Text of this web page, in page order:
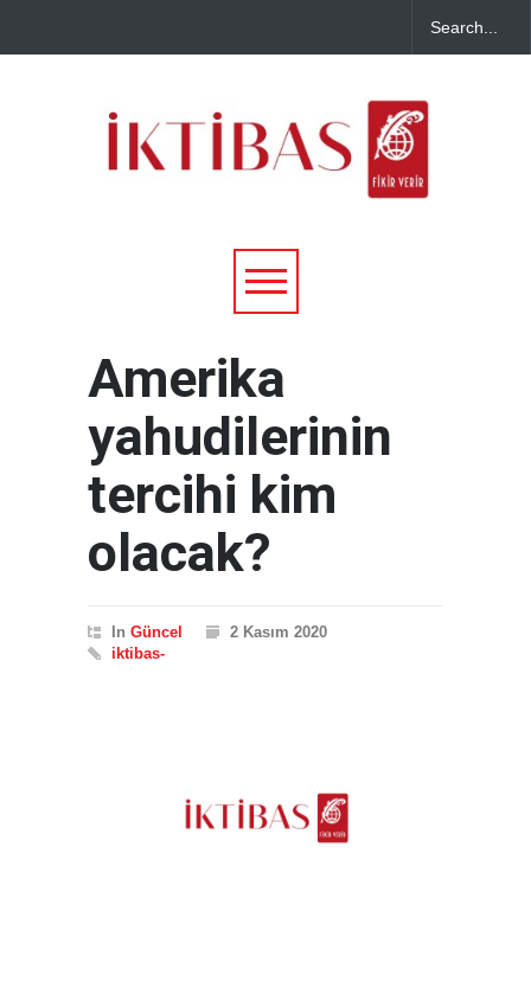
Amerika
yahudilerinin
tercihi kim
olacak?
In Güncel
2 Kasım 2020
iktibas-